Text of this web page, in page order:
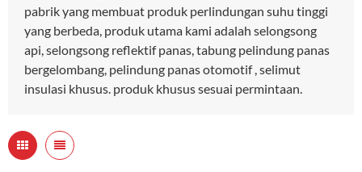
pabrik yang membuat produk perlindungan suhu tinggi
yang berbeda, produk utama kami adalah selongsong
api, selongsong reflektif panas, tabung pelindung panas
bergelombang, pelindung panas otomotif , selimut
insulasi khusus. produk khusus sesuai permintaan.